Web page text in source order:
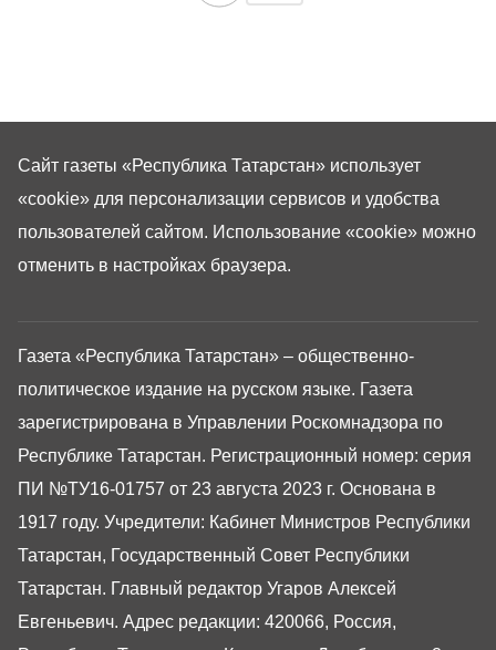
Газета «Республика Татарстан» – общественно-
политическое издание на русском языке. Газета
зарегистрирована в Управлении Роскомнадзора по
Республике Татарстан. Регистрационный номер: серия
ПИ №ТУ16-01757 от 23 августа 2023 г. Основана в
1917 году. Учредители: Кабинет Министров Республики
Татарстан, Государственный Совет Республики
Татарстан. Главный редактор Угаров Алексей
Евгеньевич. Адрес редакции: 420066, Россия,
Сайт газеты «Республика Татарстан» использует
«cookie» для персонализации сервисов и удобства
пользователей сайтом. Использование «cookie» можно
отменить в настройках браузера.